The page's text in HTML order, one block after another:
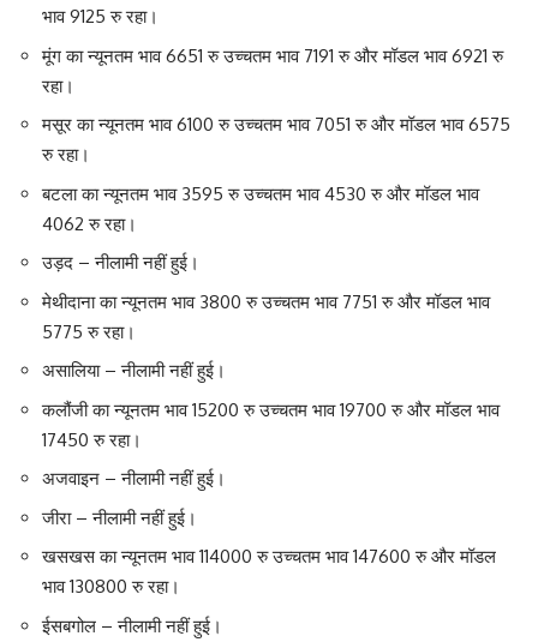
भाव 9125 रु रहा।
मूंग का न्यूनतम भाव 6651 रु उच्चतम भाव 7191 रु और मॉडल भाव 6921 रु
रहा।
मसूर का न्यूनतम भाव 6100 रु उच्चतम भाव 7051 रु और मॉडल भाव 6575
रु रहा।
बटला का न्यूनतम भाव 3595 रु उच्चतम भाव 4530 रु और मॉडल भाव
4062 रु रहा।
उड़द – नीलामी नहीं हुई।
मेथीदाना का न्यूनतम भाव 3800 रु उच्चतम भाव 7751 रु और मॉडल भाव
5775 रु रहा।
असालिया – नीलामी नहीं हुई।
कलौंजी का न्यूनतम भाव 15200 रु उच्चतम भाव 19700 रु और मॉडल भाव
17450 रु रहा।
अजवाइन – नीलामी नहीं हुई।
जीरा – नीलामी नहीं हुई।
खसखस का न्यूनतम भाव 114000 रु उच्चतम भाव 147600 रु और मॉडल
भाव 130800 रु रहा।
ईसबगोल – नीलामी नहीं हुई।